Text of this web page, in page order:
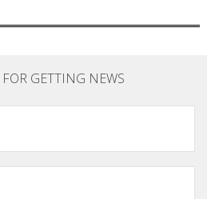
GETTING NEWS